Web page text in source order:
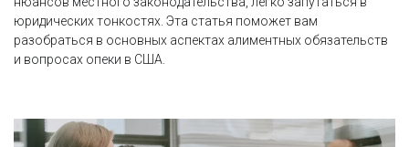
юридических тонкостях. Эта статья поможет вам
разобраться в основных аспектах алиментных обязательств
и вопросах опеки в США.